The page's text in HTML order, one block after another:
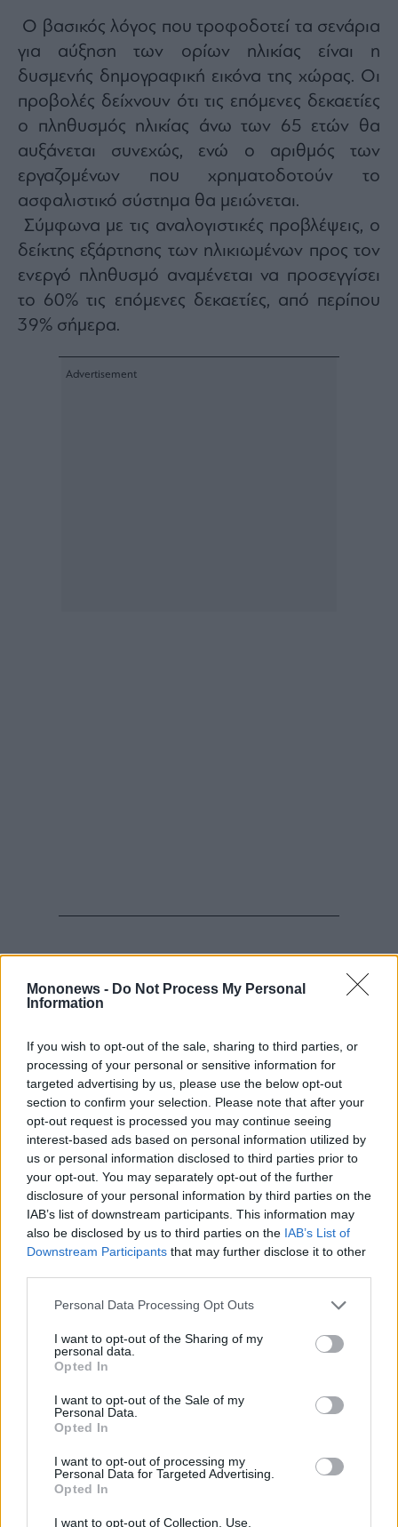
Mononews - Do Not Process My Personal
Information
If you wish to opt-out of the sale, sharing to third parties, or
processing of your personal or sensitive information for
targeted advertising by us, please use the below opt-out
section to confirm your selection. Please note that after your
opt-out request is processed you may continue seeing
interest-based ads based on personal information utilized by
us or personal information disclosed to third parties prior to
your opt-out. You may separately opt-out of the further
disclosure of your personal information by third parties on the
IAB’s list of downstream participants. This information may
also be disclosed by us to third parties on the IAB’s List of
Downstream Participants that may further disclose it to other
Personal Data Processing Opt Outs
I want to opt-out of the Sharing of my
personal data.
Opted In
I want to opt-out of the Sale of my
Personal Data.
Opted In
I want to opt-out of processing my
Personal Data for Targeted Advertising.
Opted In
I want to opt-out of Collection, Use,
Ο βασικός λόγος που τροφοδοτεί τα σενάρια
για αύξηση των ορίων ηλικίας είναι η
δυσμενής δημογραφική εικόνα της χώρας. Οι
προβολές δείχνουν ότι τις επόμενες δεκαετίες
ο πληθυσμός ηλικίας άνω των 65 ετών θα
αυξάνεται συνεχώς, ενώ ο αριθμός των
εργαζομένων που χρηματοδοτούν το
ασφαλιστικό σύστημα θα μειώνεται.
Σύμφωνα με τις αναλογιστικές προβλέψεις, ο
δείκτης εξάρτησης των ηλικιωμένων προς τον
ενεργό πληθυσμό αναμένεται να προσεγγίσει
το 60% τις επόμενες δεκαετίες, από περίπου
39% σήμερα.
καταγράφει ένα από τα χαμηλότερα ποσοστά
γεννήσεων στην Ευρώπη. Το φυσικό ισοζύγιο
πληθυσμού παραμένει έντονα αρνητικό,
καθώς οι θάνατοι υπερβαίνουν σημαντικά τις
γεννήσεις. Η διαφορά γεννήσεων και
θανάτων, που ήταν αρνητική κατά 33.856
άτομα το 2018, ξεπέρασε τις 64.700 το 2022,
επιβεβαιώνοντας τη διαρκή συρρίκνωση του
πληθυσμού. Η εξέλιξη αυτή σημαίνει ότι στο
μέλλον λιγότεροι εργαζόμενοι θα καλούνται να
χρηματοδοτήσουν περισσότερους
συνταξιούχους, δημιουργώντας πρόσθετες
Οι προβλέψεις του ΟΟΣΑ
Πρόσθετο προβληματισμό προκαλούν και οι
προβλέψεις διεθνών οργανισμών για τις
μελλοντικές ηλικίες συνταξιοδότησης.
Σύμφωνα με την έκθεση «Pensions at a
Glance 2025» του ΟΟΣΑ, η πραγματική ηλικία
συνταξιοδότησης για όσους σήμερα